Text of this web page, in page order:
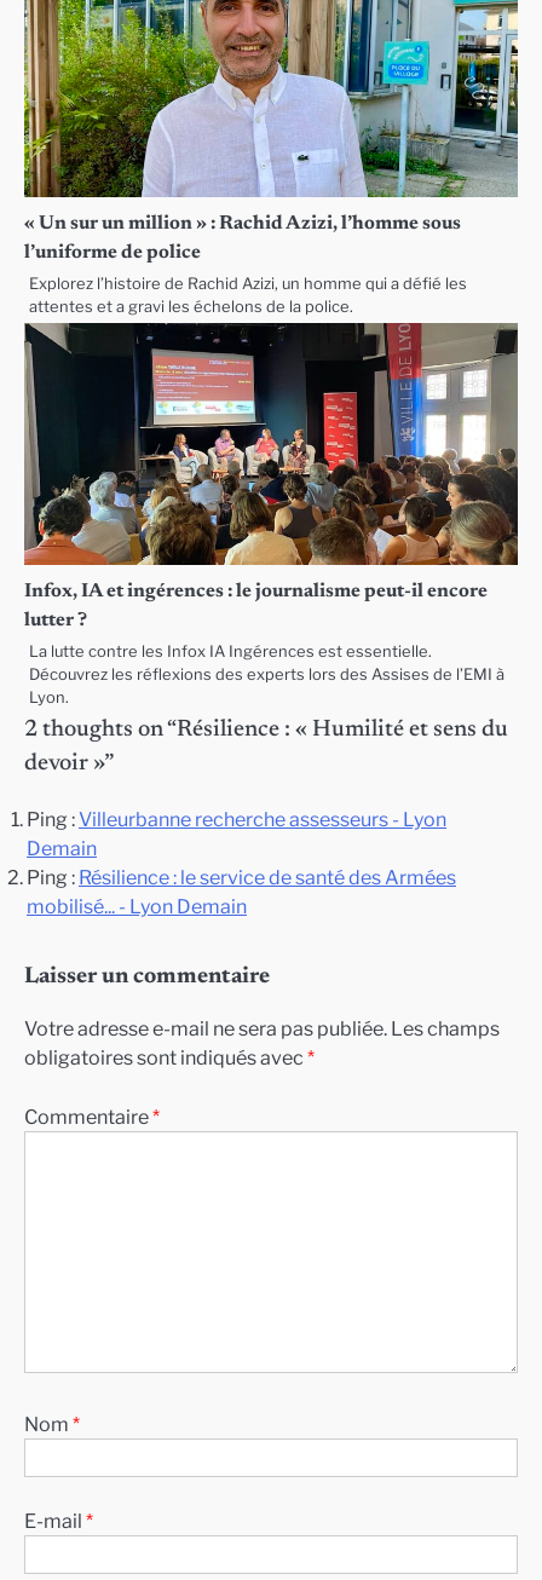
« Un sur un million » : Rachid Azizi, l’homme sous
l’uniforme de police
Explorez l’histoire de Rachid Azizi, un homme qui a défié les
attentes et a gravi les échelons de la police.
Infox, IA et ingérences : le journalisme peut-il encore
lutter ?
La lutte contre les Infox IA Ingérences est essentielle.
Découvrez les réflexions des experts lors des Assises de l’EMI à
Lyon.
2 thoughts on “Résilience : « Humilité et sens du
devoir »”
Ping :Villeurbanne recherche assesseurs - Lyon
Demain
Ping : Résilience : le service de santé des Armées
mobilisé... - Lyon Demain
Laisser un commentaire
Votre adresse e-mail ne sera pas publiée. Les champs
obligatoires sont indiqués avec *
Commentaire*
Nom *
E-mail *